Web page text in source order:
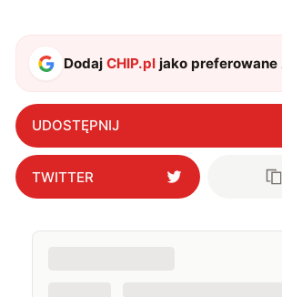
DodajCHIP.pl jako preferowane
UDOSTĘPNIJ
TWITTER